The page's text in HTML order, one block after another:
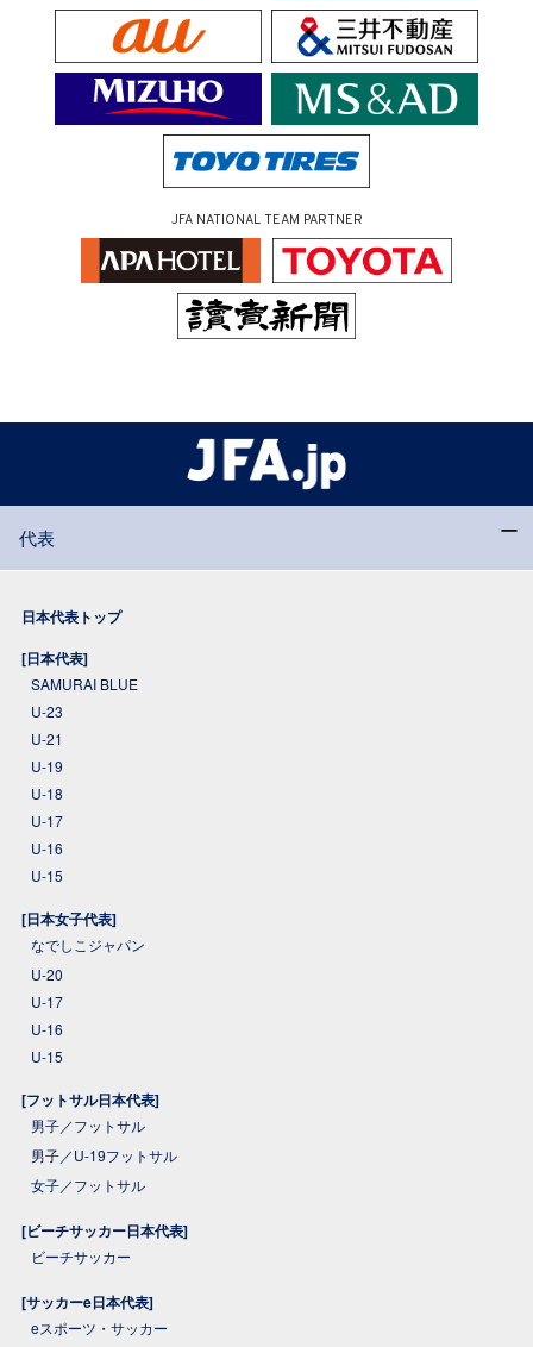
JFA NATIONAL TEAM PARTNER
代表
日本代表トップ
[日本代表]
SAMURAI BLUE
U-23
U-21
U-19
U-18
U-17
U-16
U-15
[日本女子代表]
なでしこジャパン
U-20
U-17
U-16
U-15
[フットサル日本代表]
男子／フットサル
男子／U-19フットサル
女子／フットサル
[ビーチサッカー日本代表]
ビーチサッカー
[サッカーe日本代表]
eスポーツ・サッカー